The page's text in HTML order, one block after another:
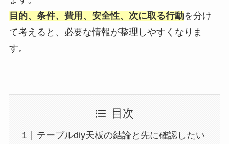
目的、条件、費用、安全性、次に取る行動を分け
て考えると、必要な情報が整理しやすくなりま
す。
目次
テーブルdiy天板の結論と先に確認したい